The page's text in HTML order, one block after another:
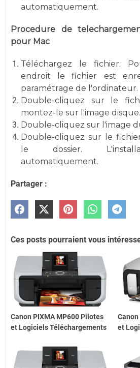
automatiquement.
Procedure de
pour Mac
Téléchargez le fichier.
endroit le fichier est
paramétrage de l'ordinateur.
Double-cliquez sur le
montez-le sur l'image disque.
Double-cliquez sur l'image
Double-cliquez sur le
le dossier.
automatiquement.
Partager :
Ces posts pourraient vous
Canon PIXMA MP600 Pilotes
et Logiciels Téléchargements
et